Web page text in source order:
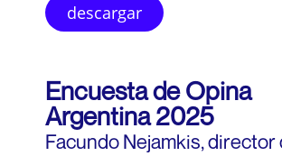
descargar
Encuesta de Opina
Argentina 2025
Facundo Nejamkis, director